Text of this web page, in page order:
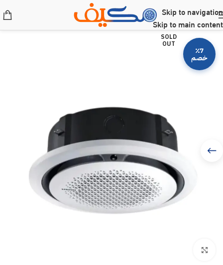
Skip to navigation
Skip to main content
SOLD
OUT
٪7
خصم